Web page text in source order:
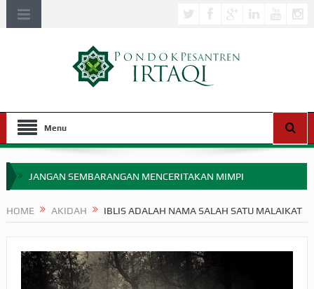
Menu
JANGAN SEMBARANGAN MENCERITAKAN MIMPI
APA HUKUM MEMPERCEPAT PEMBAYARAN ZAKAT
SEBELUM TIBA SAAT WAJIB?
HOME AKIDAH IBLIS ADALAH NAMA SALAH SATU MALAIKAT